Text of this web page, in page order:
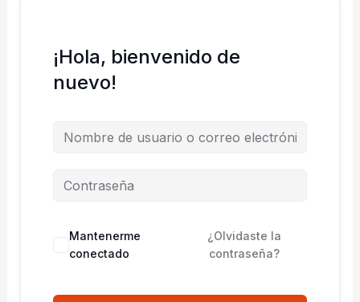
¡Hola, bienvenido de
nuevo!
Mantenerme
conectado
¿Olvidaste la
contraseña?